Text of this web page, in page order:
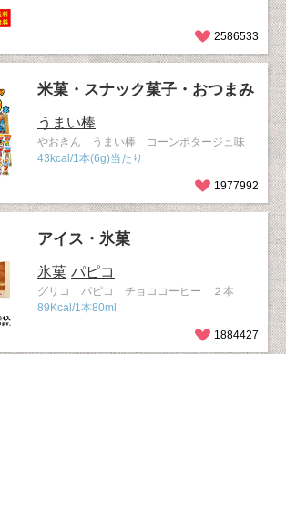
2586533
米菓・スナック菓子・おつまみ
うまい棒
やおきん うまい棒 コーンポタージュ味
43kcal/1本(6g)当たり
1977992
アイス・氷菓
氷菓 パピコ
グリコ パピコ チョココーヒー ２本
89Kcal/1本80ml
1884427